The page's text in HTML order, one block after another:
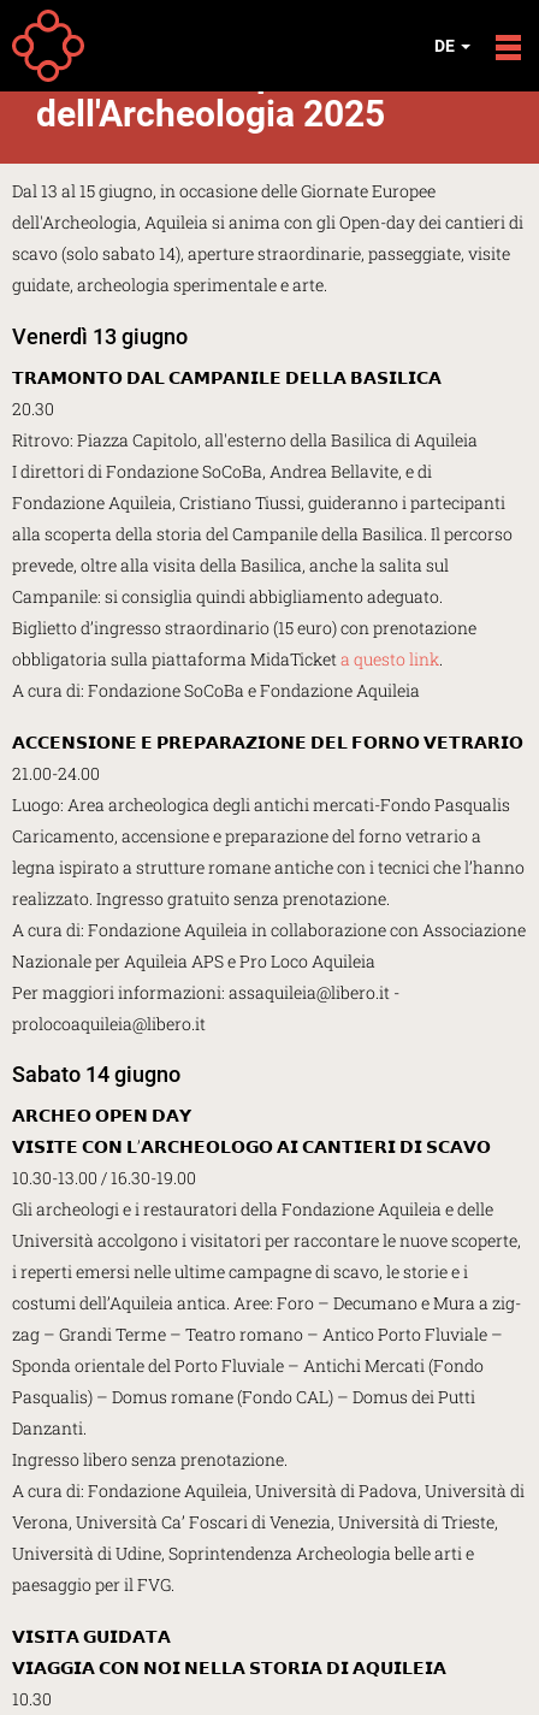
Direkt zum Inhalt
DE
EREIGNISSE
Giornate Europee
dell'Archeologia 2025
Dal 13 al 15 giugno, in occasione delle Giornate Europee
dell'Archeologia, Aquileia si anima con gli Open-day dei cantieri di
scavo (solo sabato 14), aperture straordinarie, passeggiate, visite
guidate, archeologia sperimentale e arte.
Venerdì 13 giugno
𝗧𝗥𝗔𝗠𝗢𝗡𝗧𝗢 𝗗𝗔𝗟 𝗖𝗔𝗠𝗣𝗔𝗡𝗜𝗟𝗘 𝗗𝗘𝗟𝗟𝗔 𝗕𝗔𝗦𝗜𝗟𝗜𝗖𝗔
20.30
Ritrovo: Piazza Capitolo, all'esterno della Basilica di Aquileia
I direttori di Fondazione SoCoBa, Andrea Bellavite, e di
Fondazione Aquileia, Cristiano Tiussi, guideranno i partecipanti
alla scoperta della storia del Campanile della Basilica. Il percorso
prevede, oltre alla visita della Basilica, anche la salita sul
Campanile: si consiglia quindi abbigliamento adeguato.
Biglietto d’ingresso straordinario (15 euro) con prenotazione
obbligatoria sulla piattaforma MidaTicket a questo link.
A cura di: Fondazione SoCoBa e Fondazione Aquileia
𝗔𝗖𝗖𝗘𝗡𝗦𝗜𝗢𝗡𝗘 𝗘 𝗣𝗥𝗘𝗣𝗔𝗥𝗔𝗭𝗜𝗢𝗡𝗘 𝗗𝗘𝗟 𝗙𝗢𝗥𝗡𝗢 𝗩𝗘𝗧𝗥𝗔𝗥𝗜𝗢
21.00-24.00
Luogo: Area archeologica degli antichi mercati-Fondo Pasqualis
Caricamento, accensione e preparazione del forno vetrario a
legna ispirato a strutture romane antiche con i tecnici che l’hanno
realizzato. Ingresso gratuito senza prenotazione.
A cura di: Fondazione Aquileia in collaborazione con Associazione
Nazionale per Aquileia APS e Pro Loco Aquileia
Per maggiori informazioni: assaquileia@libero.it -
prolocoaquileia@libero.it
Sabato 14 giugno
𝗔𝗥𝗖𝗛𝗘𝗢 𝗢𝗣𝗘𝗡 𝗗𝗔𝗬
𝗩𝗜𝗦𝗜𝗧𝗘 𝗖𝗢𝗡 𝗟’𝗔𝗥𝗖𝗛𝗘𝗢𝗟𝗢𝗚𝗢 𝗔𝗜 𝗖𝗔𝗡𝗧𝗜𝗘𝗥𝗜 𝗗𝗜 𝗦𝗖𝗔𝗩𝗢
10.30-13.00 / 16.30-19.00
Gli archeologi e i restauratori della Fondazione Aquileia e delle
Università accolgono i visitatori per raccontare le nuove scoperte,
i reperti emersi nelle ultime campagne di scavo, le storie e i
costumi dell’Aquileia antica. Aree: Foro – Decumano e Mura a zig-
zag – Grandi Terme – Teatro romano – Antico Porto Fluviale –
Sponda orientale del Porto Fluviale – Antichi Mercati (Fondo
Pasqualis) – Domus romane (Fondo CAL) – Domus dei Putti
Danzanti.
Ingresso libero senza prenotazione.
A cura di: Fondazione Aquileia, Università di Padova, Università di
Verona, Università Ca’ Foscari di Venezia, Università di Trieste,
Università di Udine, Soprintendenza Archeologia belle arti e
paesaggio per il FVG.
𝗩𝗜𝗦𝗜𝗧𝗔 𝗚𝗨𝗜𝗗𝗔𝗧𝗔
𝗩𝗜𝗔𝗚𝗚𝗜𝗔 𝗖𝗢𝗡 𝗡𝗢𝗜 𝗡𝗘𝗟𝗟𝗔 𝗦𝗧𝗢𝗥𝗜𝗔 𝗗𝗜 𝗔𝗤𝗨𝗜𝗟𝗘𝗜𝗔
10.30